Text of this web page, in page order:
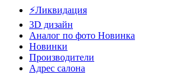
⚡️Ликвидация
3D дизайн
Аналог по фото Новинка
Новинки
Производители
Адрес салона